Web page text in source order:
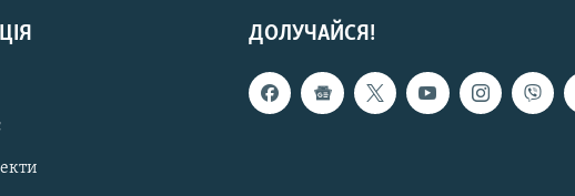
ДОЛУЧАЙСЯ!